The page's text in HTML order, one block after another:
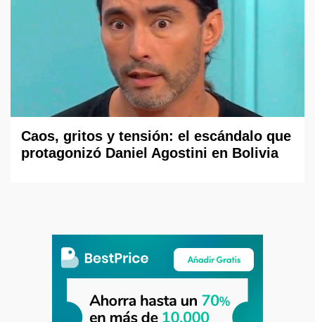
Caos, gritos y tensión: el escándalo que
protagonizó Daniel Agostini en Bolivia